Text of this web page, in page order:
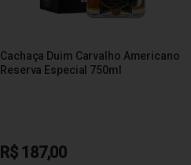
Cachaça Duim Carvalho Americano
Reserva Especial 750ml
R$ 187,00